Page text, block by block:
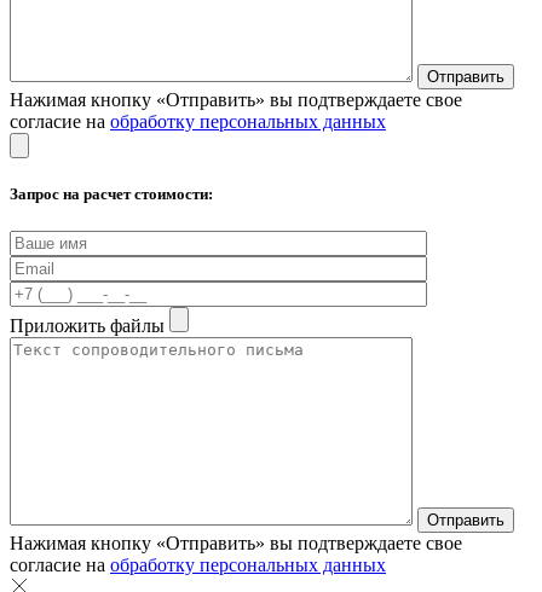
Нажимая кнопку «Отправить» вы подтверждаете свое
согласие на обработку персональных данных
Запрос на расчет стоимости:
Приложить файлы
Нажимая кнопку «Отправить» вы подтверждаете свое
согласие на обработку персональных данных